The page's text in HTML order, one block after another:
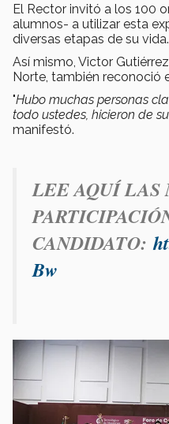
El Rector invitó a los 100
alumnos- a utilizar esta
diversas etapas de su vida.
Así mismo, Victor
Norte, también reconoció
"Hubo muchas personas
todo ustedes, hicieron de
manifestó.
LEE AQUÍ LAS
CANDIDATO:
Bw